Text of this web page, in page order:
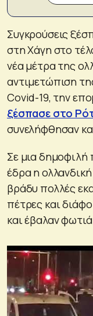
Συγκρούσεις
στη Χάγη στο
νέα μέτρα της
αντιμετώπιση
Covid-19, την
ξέσπασε στο
συνελήφθησαν
Σε μια δημοφιλή
έδρα η
βράδυ πολλές
πέτρες και
και έβαλαν